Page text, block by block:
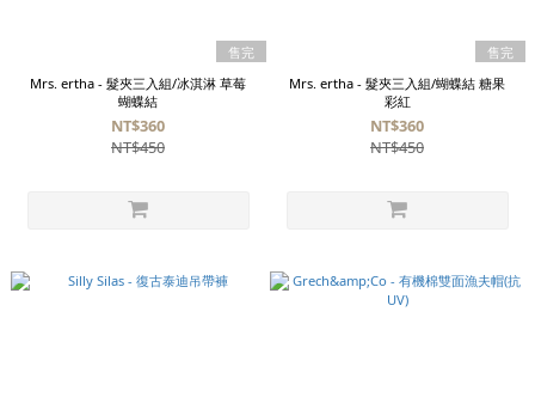
售完
Mrs. ertha - 髮夾三入組/冰淇淋 草莓
蝴蝶結
NT$360
NT$450
售完
Mrs. ertha - 髮夾三入組/蝴蝶結 糖果
彩紅
NT$360
NT$450